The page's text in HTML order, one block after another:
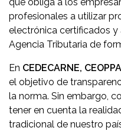
profesionales a utilizar
electrónica certificados
Agencia Tributaria de
En CEDECARNE,
el objetivo de
la norma. Sin embargo,
tener en cuenta la
tradicional de nuestro